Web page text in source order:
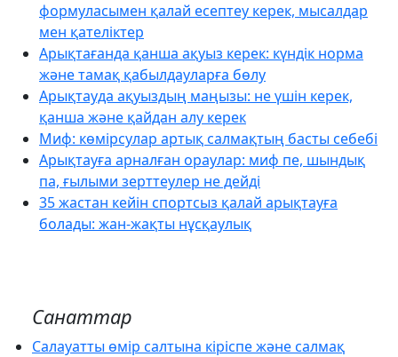
формуласымен қалай есептеу керек, мысалдар
мен қателіктер
Арықтағанда қанша ақуыз керек: күндік норма
және тамақ қабылдауларға бөлу
Арықтауда ақуыздың маңызы: не үшін керек,
қанша және қайдан алу керек
Миф: көмірсулар артық салмақтың басты себебі
Арықтауға арналған ораулар: миф пе, шындық
па, ғылыми зерттеулер не дейді
35 жастан кейін спортсыз қалай арықтауға
болады: жан-жақты нұсқаулық
Санаттар
Салауатты өмір салтына кіріспе және салмақ